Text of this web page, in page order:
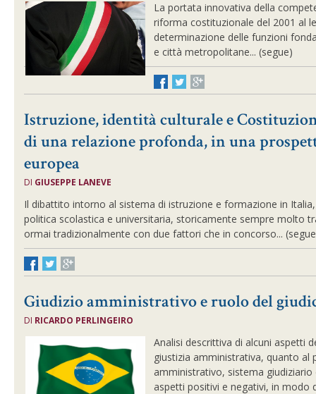
La portata innovativa della
riforma costituzionale del 2001 al
determinazione delle funzioni
e città metropolitane... (segue)
Istruzione, identità culturale e
di una relazione profonda, in una
europea
DI GIUSEPPE LANEVE
Il dibattito intorno al sistema di istruzione e formazione in
politica scolastica e universitaria, storicamente sempre molto
ormai tradizionalmente con due fattori che in concorso...
Giudizio amministrativo e ruolo del
DI RICARDO PERLINGEIRO
Analisi descrittiva di alcuni aspetti
giustizia amministrativa, quanto al
amministrativo, sistema
aspetti positivi e negativi, in modo